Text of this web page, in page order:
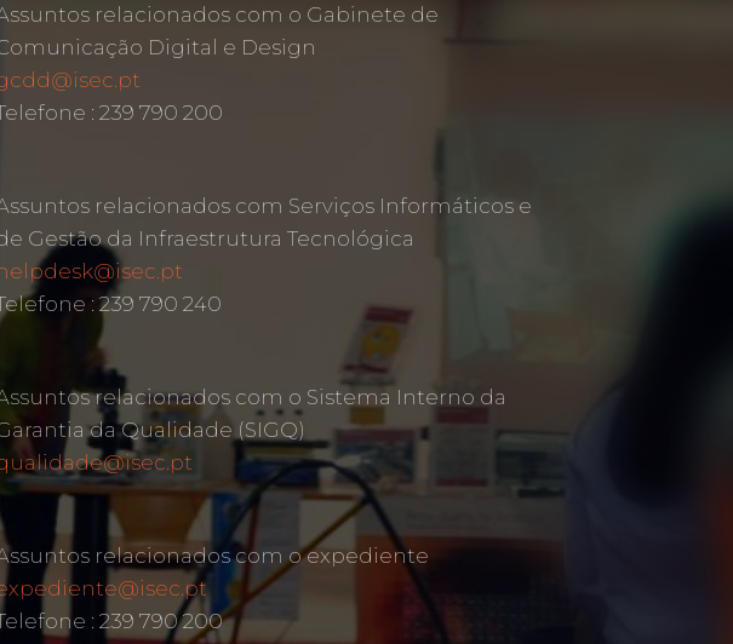
relacionados com o Gabinete de
Digital e Design
: 239 790 200
relacionados com Serviços Informáticos e
Gestão da Infraestrutura Tecnológica
: 239 790 240
relacionados com o Sistema Interno da
da Qualidade (SIGQ)
relacionados com o expediente
: 239 790 200